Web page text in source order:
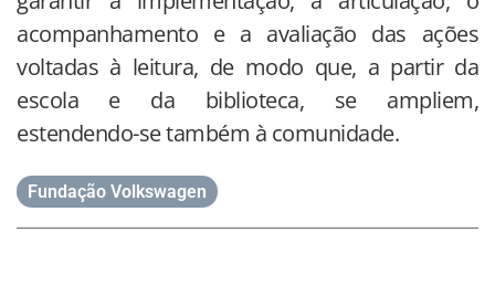
acompanhamento e a avaliação das ações
voltadas à leitura, de modo que, a partir da
escola e da biblioteca, se ampliem,
estendendo-se também à comunidade.
Fundação Volkswagen